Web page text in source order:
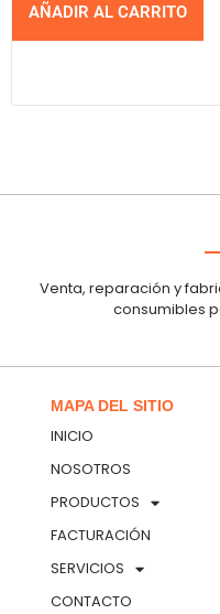
AÑADIR AL CARRITO
Venta, reparación y
consumibles
MAPA DEL SITIO
INICIO
NOSOTROS
PRODUCTOS
FACTURACIÓN
SERVICIOS
CONTACTO